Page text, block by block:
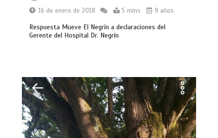
16 de enero de 2018
5 mins 9 años
Respuesta Mueve El Negrín a declaraciones del
Gerente del Hospital Dr. Negrín